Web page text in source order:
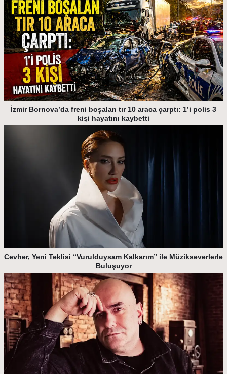
İzmir Bornova’da freni boşalan tır 10 araca çarptı: 1’i polis 3
kişi hayatını kaybetti
Cevher, Yeni Teklisi “Vurulduysam Kalkarım” ile Müzikseverlerle
Buluşuyor